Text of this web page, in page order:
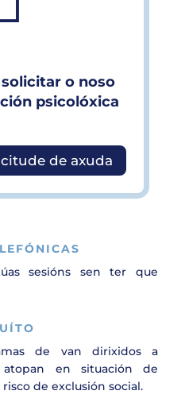
o noso
psicolóxica
de axuda
sesións sen ter que
de van dirixidos a
en situación de
de exclusión social.